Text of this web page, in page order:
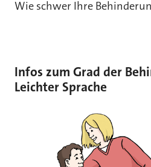
Wie schwer Ihre
Infos zum Grad der
Leichter Sprache